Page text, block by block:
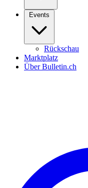
Events
Rückschau
Marktplatz
Über Bulletin.ch